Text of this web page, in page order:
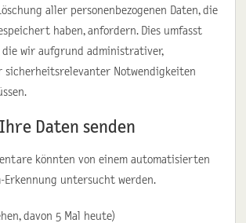
aller personenbezogenen Daten, die
haben, anfordern. Dies umfasst
die wir aufgrund administrativer,
sicherheitsrelevanter Notwendigkeiten
Daten senden
könnten von einem automatisierten
Erkennung untersucht werden.
davon 5 Mal heute)